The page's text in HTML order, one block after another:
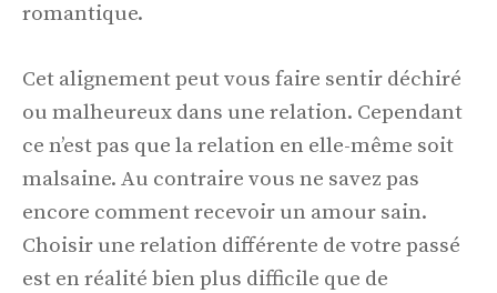
romantique.
Cet alignement peut vous faire sentir déchiré
ou malheureux dans une relation. Cependant
ce n’est pas que la relation en elle-même soit
malsaine. Au contraire vous ne savez pas
encore comment recevoir un amour sain.
Choisir une relation différente de votre passé
est en réalité bien plus difficile que de